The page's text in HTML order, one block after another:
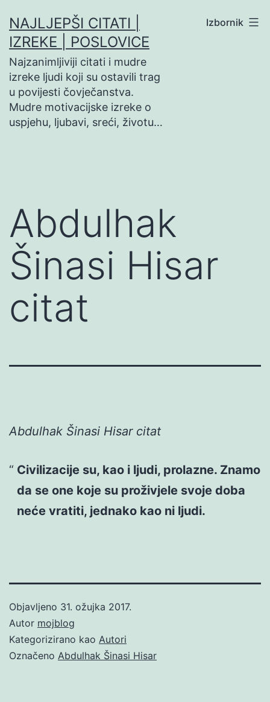
na
sadržaj
NAJLJEPŠI CITATI |
IZREKE | POSLOVICE
Najzanimljiviji citati i mudre
izreke ljudi koji su ostavili trag
u povijesti čovječanstva.
Mudre motivacijske izreke o
uspjehu, ljubavi, sreći, životu…
Izbornik
Abdulhak
Šinasi Hisar
citat
Abdulhak Šinasi Hisar citat
Civilizacije su, kao i ljudi, prolazne. Znamo
da se one koje su proživjele svoje doba
neće vratiti, jednako kao ni ljudi.
Objavljeno 31. ožujka 2017.
Autor mojblog
Kategorizirano kao Autori
Označeno Abdulhak Šinasi Hisar